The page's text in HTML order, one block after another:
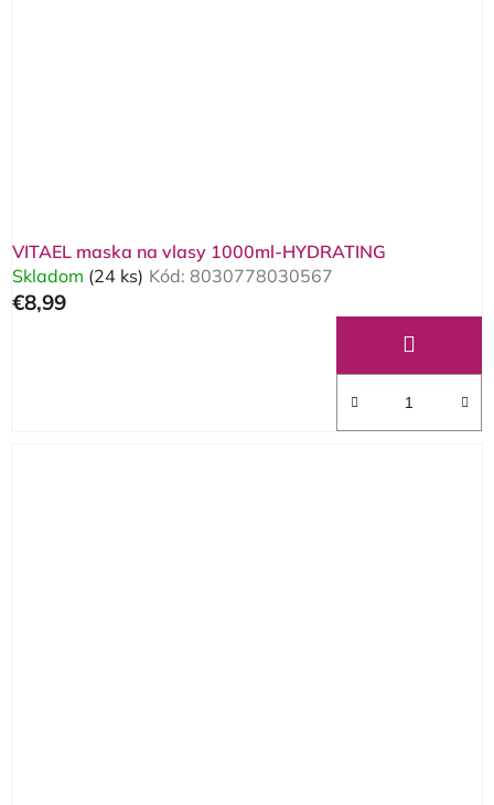
VITAEL maska na vlasy 1000ml-HYDRATING
Skladom (24 ks) Kód: 8030778030567
€8,99